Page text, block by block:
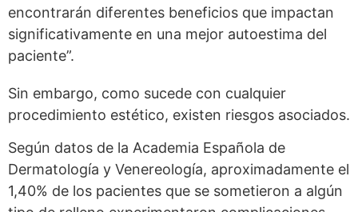
encontrarán diferentes beneficios que impactan
significativamente en una mejor autoestima del
paciente”.
Sin embargo, como sucede con cualquier
procedimiento estético, existen riesgos asociados.
Según datos de la Academia Española de
Dermatología y Venereología, aproximadamente el
1,40% de los pacientes que se sometieron a algún